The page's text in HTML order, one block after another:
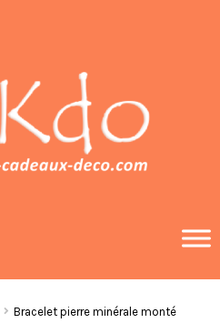
Bracelet pierre minérale monté